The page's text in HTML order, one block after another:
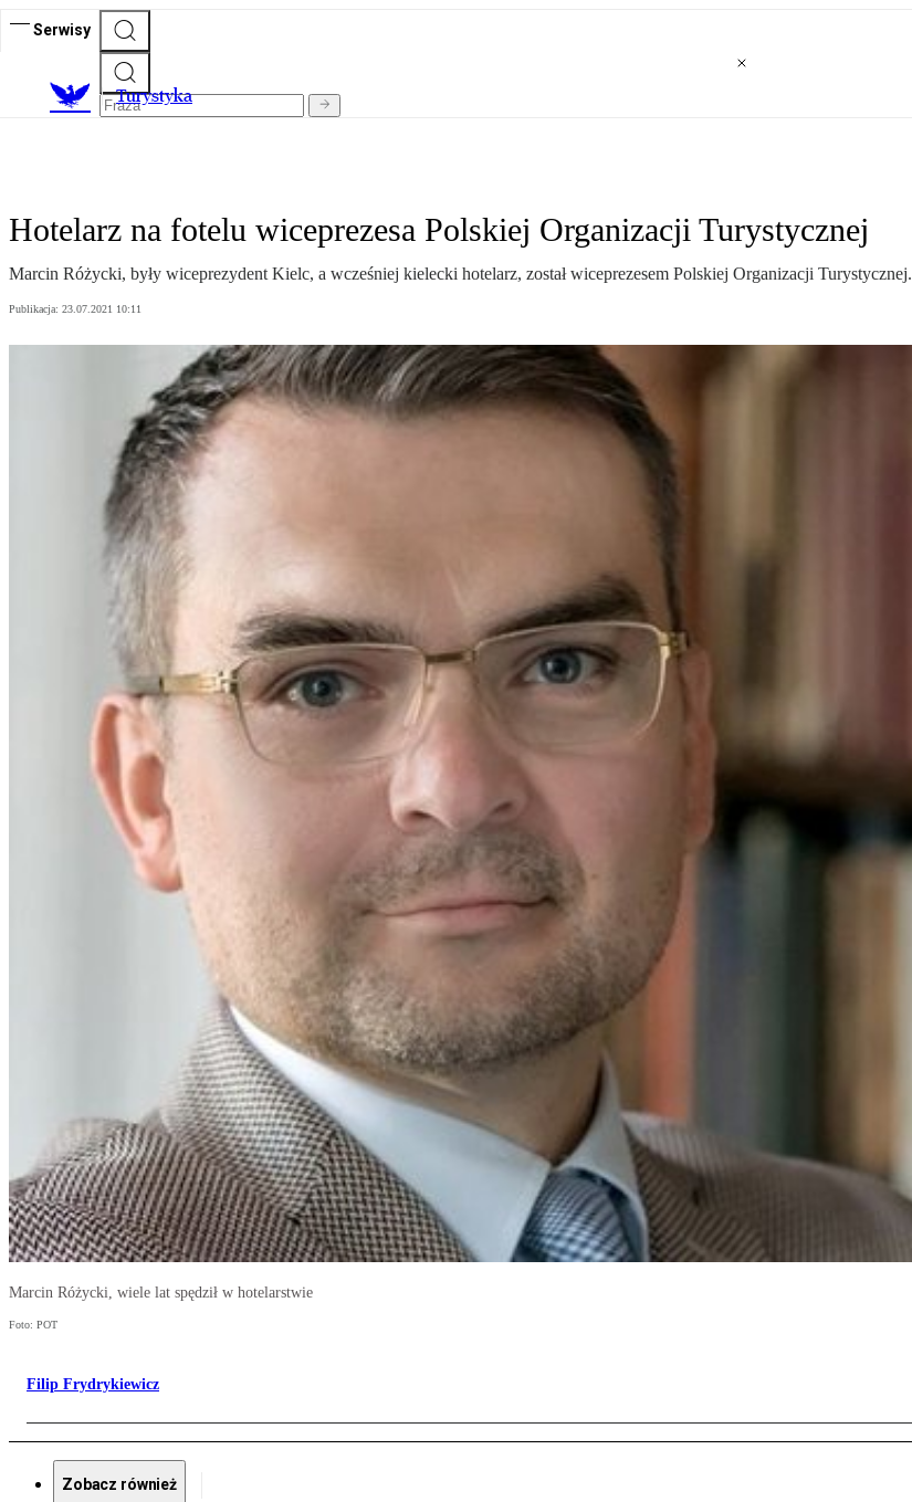
Serwisy
Turystyka
Hotelarz na fotelu wiceprezesa Polskiej Organizacji Turystycznej
Marcin Różycki, były wiceprezydent Kielc, a wcześniej kielecki hotelarz, został wiceprezesem Polskiej Organizacji Turystycznej.
Publikacja: 23.07.2021 10:11
Marcin Różycki, wiele lat spędził w hotelarstwie
Foto: POT
Filip Frydrykiewicz
Zobacz również